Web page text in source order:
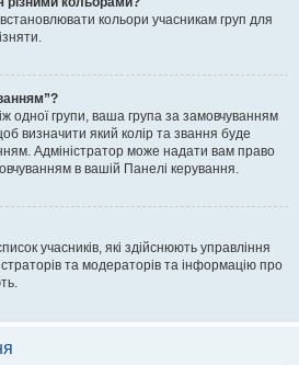
кольори учасникам груп для
одної групи, ваша група за замовчуванням
визначити який колір та звання буде
Адміністратор може надати вам право
в вашій Панелі керування.
учасників, які здійснюють управління
та модераторів та інформацію про